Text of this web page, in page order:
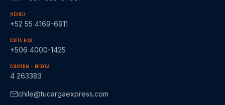
MÉXICO
+52 55 4169-6911
COSTA RICA
+506 4000-1425
COLOMBIA – BOGOTÁ
4 263383
chile@tucargaexpress.com